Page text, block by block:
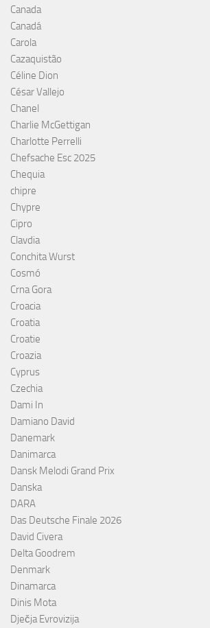
Canada
Canadá
Carola
Cazaquistão
Céline Dion
César Vallejo
Chanel
Charlie McGettigan
Charlotte Perrelli
Chefsache Esc 2025
Chequia
chipre
Chypre
Cipro
Clavdia
Conchita Wurst
Cosmó
Crna Gora
Croacia
Croatia
Croatie
Croazia
Cyprus
Czechia
Dami In
Damiano David
Danemark
Danimarca
Dansk Melodi Grand Prix
Danska
DARA
Das Deutsche Finale 2026
David Civera
Delta Goodrem
Denmark
Dinamarca
Dinis Mota
Dječja Evrovizija